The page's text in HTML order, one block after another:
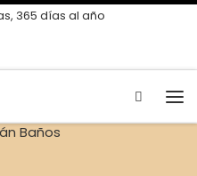
365 días al año
Search
Baños